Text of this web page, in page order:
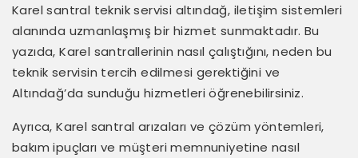
Karel santral teknik servisi altındağ, iletişim sistemleri
alanında uzmanlaşmış bir hizmet sunmaktadır. Bu
yazıda, Karel santrallerinin nasıl çalıştığını, neden bu
teknik servisin tercih edilmesi gerektiğini ve
Altındağ’da sunduğu hizmetleri öğrenebilirsiniz.
Ayrıca, Karel santral arızaları ve çözüm yöntemleri,
bakım ipuçları ve müşteri memnuniyetine nasıl